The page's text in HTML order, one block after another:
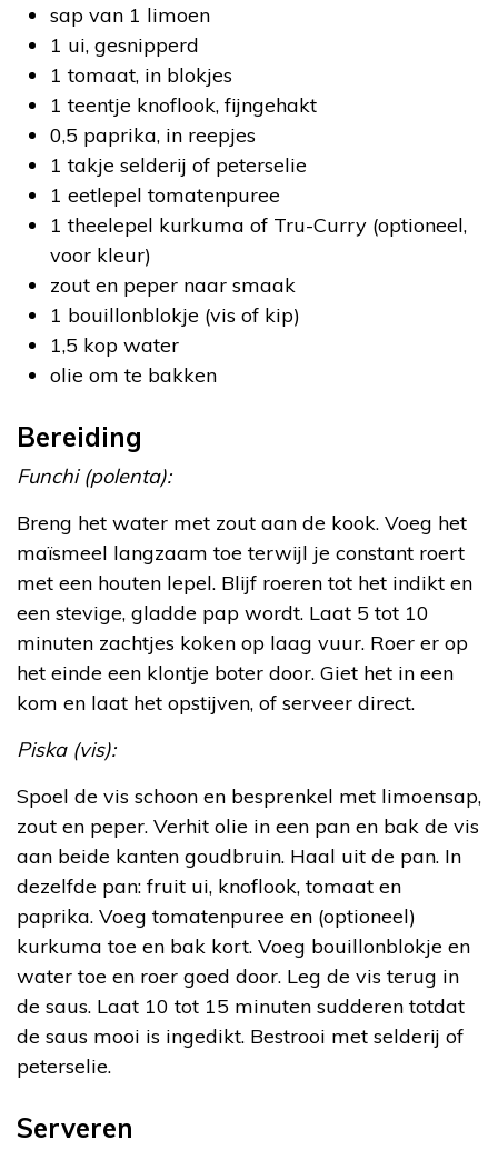
sap van 1 limoen
1 ui, gesnipperd
1 tomaat, in blokjes
1 teentje knoflook, fijngehakt
0,5 paprika, in reepjes
1 takje selderij of peterselie
1 eetlepel tomatenpuree
1 theelepel kurkuma of Tru-Curry (optioneel,
voor kleur)
zout en peper naar smaak
1 bouillonblokje (vis of kip)
1,5 kop water
olie om te bakken
Bereiding
Funchi (polenta):
Breng het water met zout aan de kook. Voeg het
maïsmeel langzaam toe terwijl je constant roert
met een houten lepel. Blijf roeren tot het indikt en
een stevige, gladde pap wordt. Laat 5 tot 10
minuten zachtjes koken op laag vuur. Roer er op
het einde een klontje boter door. Giet het in een
kom en laat het opstijven, of serveer direct.
Piska (vis):
Spoel de vis schoon en besprenkel met limoensap,
zout en peper. Verhit olie in een pan en bak de vis
aan beide kanten goudbruin. Haal uit de pan. In
dezelfde pan: fruit ui, knoflook, tomaat en
paprika. Voeg tomatenpuree en (optioneel)
kurkuma toe en bak kort. Voeg bouillonblokje en
water toe en roer goed door. Leg de vis terug in
de saus. Laat 10 tot 15 minuten sudderen totdat
de saus mooi is ingedikt. Bestrooi met selderij of
peterselie.
Serveren